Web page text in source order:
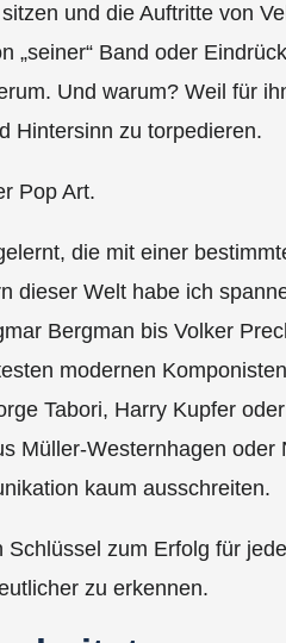
und die Auftritte von
„seiner“ Band oder
Und warum? Weil für
Hintersinn zu torpedieren.
Pop Art.
die mit einer
dieser Welt habe ich
Bergman bis Volker
modernen
Tabori, Harry Kupfer
Müller-Westernhagen oder
kaum ausschreiten.
zum Erfolg für
zu erkennen.